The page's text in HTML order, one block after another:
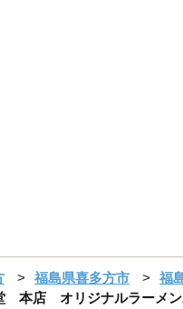
福島県喜多方市
福
本店 オリジナルラーメ